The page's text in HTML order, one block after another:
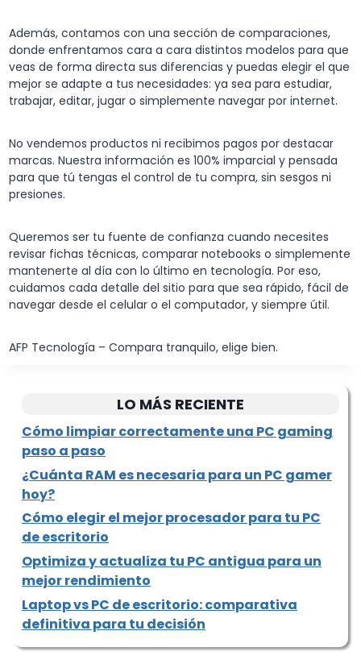
Además, contamos con una sección de comparaciones,
donde enfrentamos cara a cara distintos modelos para que
veas de forma directa sus diferencias y puedas elegir el que
mejor se adapte a tus necesidades: ya sea para estudiar,
trabajar, editar, jugar o simplemente navegar por internet.
No vendemos productos ni recibimos pagos por destacar
marcas. Nuestra información es 100% imparcial y pensada
para que tú tengas el control de tu compra, sin sesgos ni
presiones.
Queremos ser tu fuente de confianza cuando necesites
revisar fichas técnicas, comparar notebooks o simplemente
mantenerte al día con lo último en tecnología. Por eso,
cuidamos cada detalle del sitio para que sea rápido, fácil de
navegar desde el celular o el computador, y siempre útil.
AFP Tecnología – Compara tranquilo, elige bien.
LO MÁS RECIENTE
Cómo limpiar correctamente una PC gaming
paso a paso
¿Cuánta RAM es necesaria para un PC gamer
hoy?
Cómo elegir el mejor procesador para tu PC
de escritorio
Optimiza y actualiza tu PC antigua para un
mejor rendimiento
Laptop vs PC de escritorio: comparativa
definitiva para tu decisión